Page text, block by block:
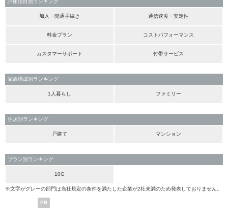
評価項目別ランキング
加入・開通手続き 通信速度・安定性
料金プラン コストパフォーマンス
カスタマーサポート 付帯サービス
家族構成別ランキング
1人暮らし ファミリー
住居別ランキング
戸建て マンション
プラン別ランキング
10G
※文字がグレーの部門は当社規定の条件を満たした企業が2社未満のため発表しておりません。
PR